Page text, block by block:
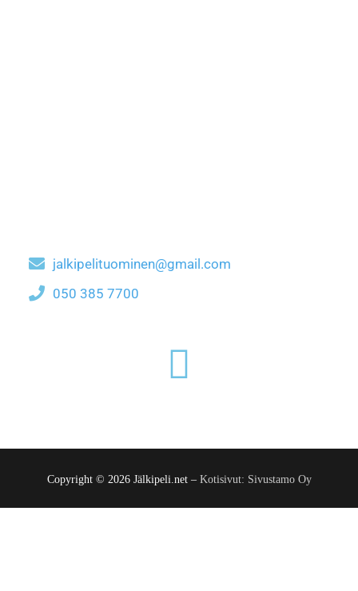
jalkipelituominen@gmail.com
050 385 7700
Copyright © 2026 Jälkipeli.net – Kotisivut: Sivustamo Oy